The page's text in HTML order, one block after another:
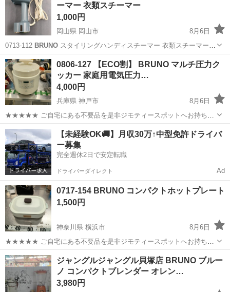
ーマー 衣類スチーマー
1,000円
岡山県 岡山市
8月6日
0713-112 BRUNOスタイリングハンディスチーマー 衣類スチーマー
【状態】 ・使用に伴う多少のスレ、キズ、落としきれない汚れなどご
ざいます ・詳細は現地でご確認ください ・お値引きは出来かねます...
岡山 岡山市 BRUNO
0806-127 【ECO割】 BRUNO マルチ圧力ク
ッカー 家庭用電気圧力…
4,000円
兵庫県 神戸市
8月6日
★★★★★ ご自宅にある不要品を是非ジモティースポットへお持ち込
みしませんか？ 家電、趣味・スポーツ・レジャー用品、こども用品、
衣料服飾品、生活雑貨、家具、本、CD・DVDなどが無料でまとめて持
ち込めます！ ※詳細はこ...
兵庫 神戸市 キッチン家電 クッカー
【未経験OK🚚】月収30万↑中型免許ドライバ
ー募集
完全週休2日で安定転職
ドライバーダイレクト Ad
0717-154 BRUNO コンパクトホットプレート
1,500円
神奈川県 横浜市
8月6日
★★★★★ ご自宅にある不要品を是非ジモティースポットへお持ち込
みしませんか？ 家電、趣味・スポーツ・レジャー用品、こども用品、
衣料服飾品、生活雑貨、家具、本、CD・DVDなどが無料でまとめて持
ち込めます！ ※詳細はこ...
神奈川 横浜市 キッチン家電 BRUNO
ジャングルジャングル貝塚店 BRUNO ブルー
ノ コンパクトブレンダー オレン…
3,980円